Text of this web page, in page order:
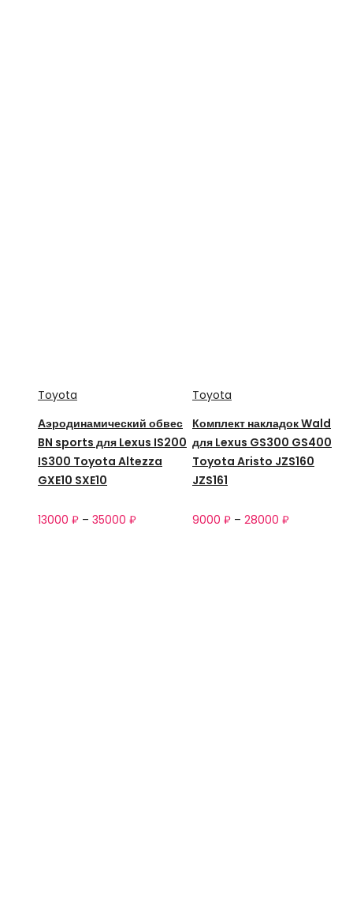
Toyota
Аэродинамический обвес
BN sports для Lexus IS200
IS300 Toyota Altezza
GXE10 SXE10
13000 ₽ – 35000 ₽
Toyota
Комплект накладок Wald
для Lexus GS300 GS400
Toyota Aristo JZS160
JZS161
9000 ₽ – 28000 ₽